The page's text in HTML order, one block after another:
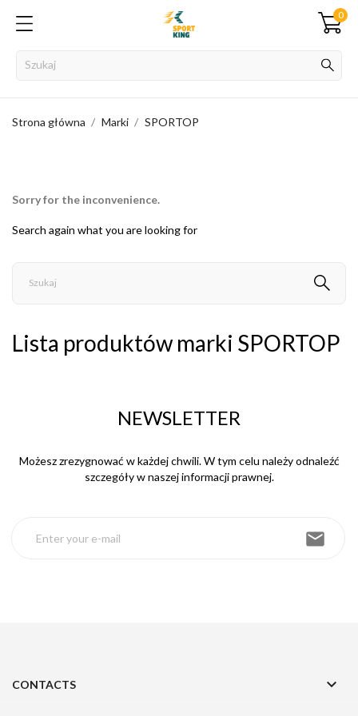
0
Strona główna Marki SPORTOP
Sorry for the inconvenience.
Search again what you are looking for
Lista produktów marki SPORTOP
NEWSLETTER
Możesz zrezygnować w każdej chwili. W tym celu należy odnaleźć
szczegóły w naszej informacji prawnej.
email
CONTACTS 